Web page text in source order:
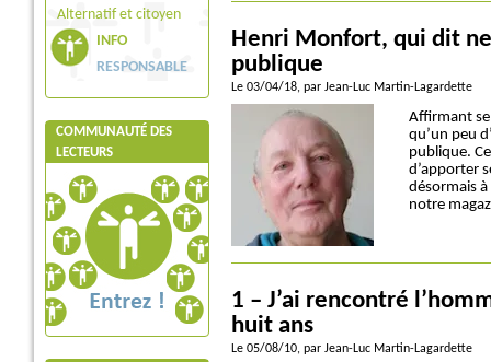
Alternatif et citoyen
INFO
RESPONSABLE
COMMUNAUTÉ DES
LECTEURS
Henri Monfort, qui dit
publique
Le 03/04/18, par Jean-Luc Martin-Lagardette
Affirmant
qu’un peu
publique.
d’apporter
désormais
notre
1 – J’ai rencontré
huit ans
Le 05/08/10, par Jean-Luc Martin-Lagardette